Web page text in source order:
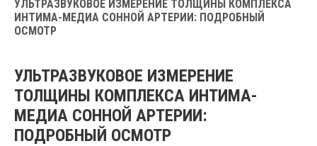
УЛЬТРАЗВУКОВОЕ ИЗМЕРЕНИЕ ТОЛЩИНЫ КОМПЛЕКСА
ИНТИМА-МЕДИА СОННОЙ АРТЕРИИ: ПОДРОБНЫЙ
ОСМОТР
УЛЬТРАЗВУКОВОЕ ИЗМЕРЕНИЕ
ТОЛЩИНЫ КОМПЛЕКСА ИНТИМА-
МЕДИА СОННОЙ АРТЕРИИ:
ПОДРОБНЫЙ ОСМОТР